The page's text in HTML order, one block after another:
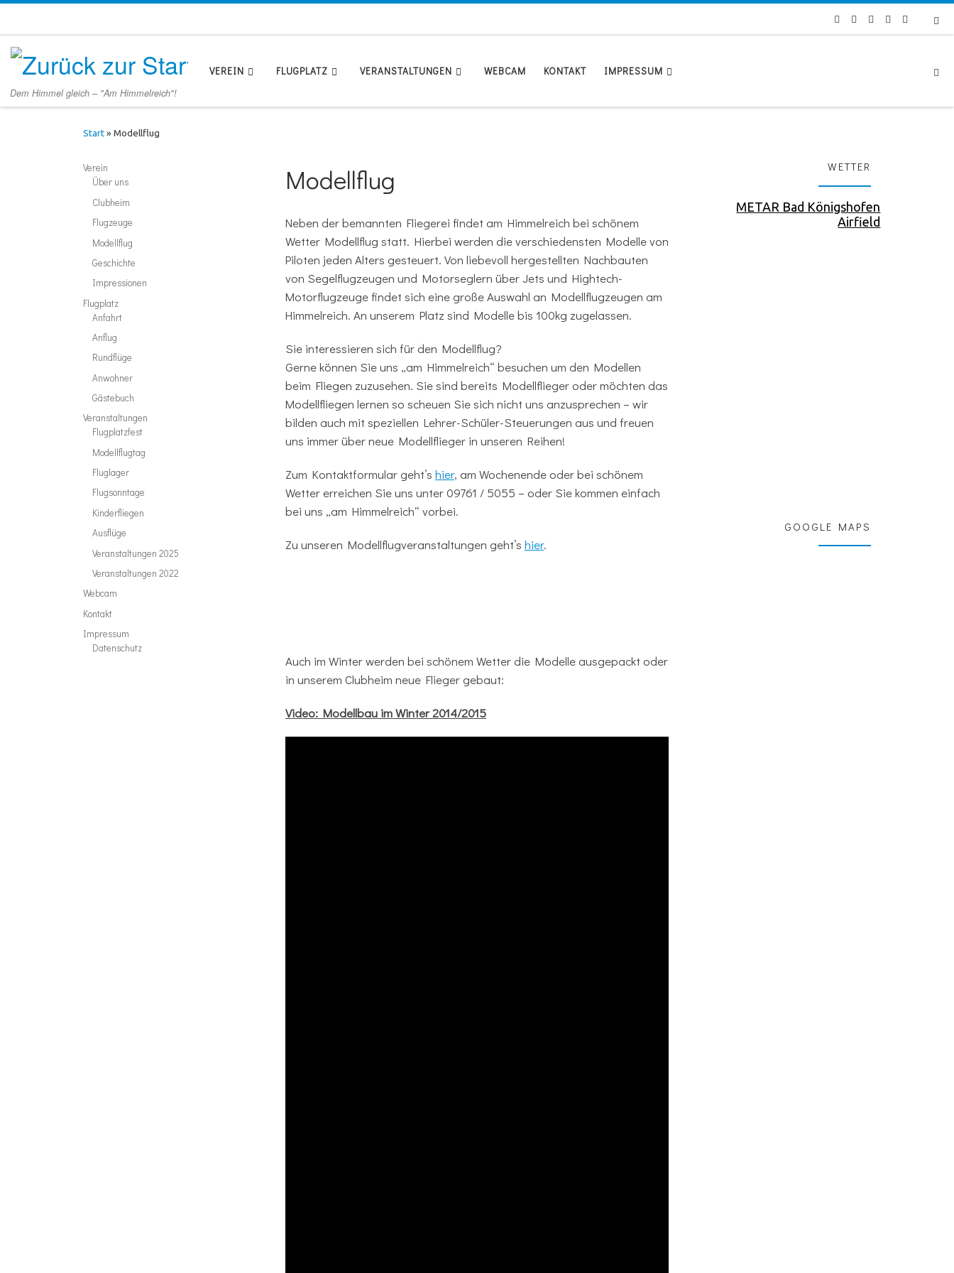
Dem Himmel gleich – "Am Himmelreich"!
VEREIN FLUGPLATZ VERANSTALTUNGEN WEBCAM KONTAKT IMPRESSUM
Start » Modellflug
Modellflug
Neben der bemannten Fliegerei findet am Himmelreich bei schönem
Wetter Modellflug statt. Hierbei werden die verschiedensten Modelle von
Piloten jeden Alters gesteuert. Von liebevoll hergestellten Nachbauten
von Segelflugzeugen und Motorseglern über Jets und Hightech-
Motorflugzeuge findet sich eine große Auswahl an Modellflugzeugen am
Himmelreich. An unserem Platz sind Modelle bis 100kg zugelassen.
Sie interessieren sich für den Modellflug?
Gerne können Sie uns „am Himmelreich“ besuchen um den Modellen
beim Fliegen zuzusehen. Sie sind bereits Modellflieger oder möchten das
Modellfliegen lernen so scheuen Sie sich nicht uns anzusprechen – wir
bilden auch mit speziellen Lehrer-Schüler-Steuerungen aus und freuen
uns immer über neue Modellflieger in unseren Reihen!
Zum Kontaktformular geht’s hier, am Wochenende oder bei schönem
Wetter erreichen Sie uns unter 09761 / 5055 – oder Sie kommen einfach
bei uns „am Himmelreich“ vorbei.
Zu unseren Modellflugveranstaltungen geht’s hier.
Auch im Winter werden bei schönem Wetter die Modelle ausgepackt oder
in unserem Clubheim neue Flieger gebaut:
Video: Modellbau im Winter 2014/2015
Verein
Über uns
Clubheim
Flugzeuge
Modellflug
Geschichte
Impressionen
Flugplatz
Anfahrt
Anflug
Rundflüge
Anwohner
Gästebuch
Veranstaltungen
Flugplatzfest
Modellflugtag
Fluglager
Flugsonntage
Kinderfliegen
Ausflüge
Veranstaltungen 2025
Veranstaltungen 2022
Webcam
Kontakt
Impressum
Datenschutz
WETTER
METAR Bad Königshofen
Airfield
GOOGLE MAPS